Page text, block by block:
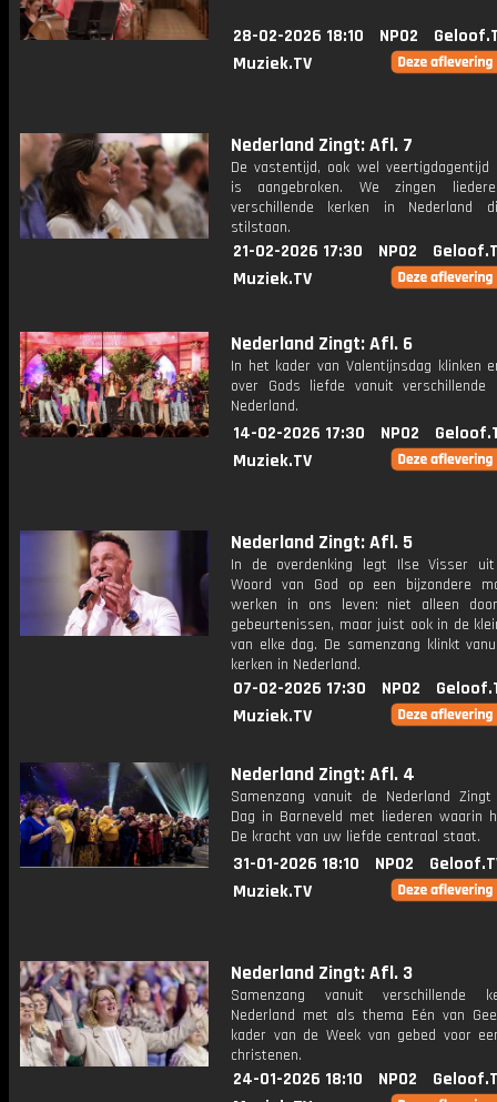
28-02-2026 18:10 NPO2
Muziek.TV
Nederland Zingt: Afl. 7
De vastentijd, ook wel veertigdagentijd
is aangebroken. We zingen
verschillende kerken in Nederland
stilstaan.
21-02-2026 17:30 NPO2
Muziek.TV
Nederland Zingt: Afl. 6
In het kader van Valentijnsdag klinken
over Gods liefde vanuit verschillende
Nederland.
14-02-2026 17:30 NPO2
Muziek.TV
Nederland Zingt: Afl. 5
In de overdenking legt Ilse Visser
Woord van God op een bijzondere
werken in ons leven: niet alleen
gebeurtenissen, maar juist ook in de
van elke dag. De samenzang klinkt
kerken in Nederland.
07-02-2026 17:30 NPO2
Muziek.TV
Nederland Zingt: Afl. 4
Samenzang vanuit de Nederland
Dag in Barneveld met liederen waarin
De kracht van uw liefde centraal staat.
31-01-2026 18:10 NPO2
Muziek.TV
Nederland Zingt: Afl. 3
Samenzang vanuit verschillende
Nederland met als thema Eén van
kader van de Week van gebed voor
christenen.
24-01-2026 18:10 NPO2